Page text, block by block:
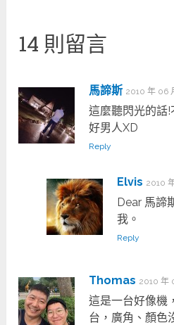
14 則留言
馬諦斯 2010 年 06
這麼聽閃光的話!
好男人XD
Reply
Elvis 2010
Dear 馬諦
我。
Reply
Thomas 2010 年
這是一台好像機
台，廣角、顏色